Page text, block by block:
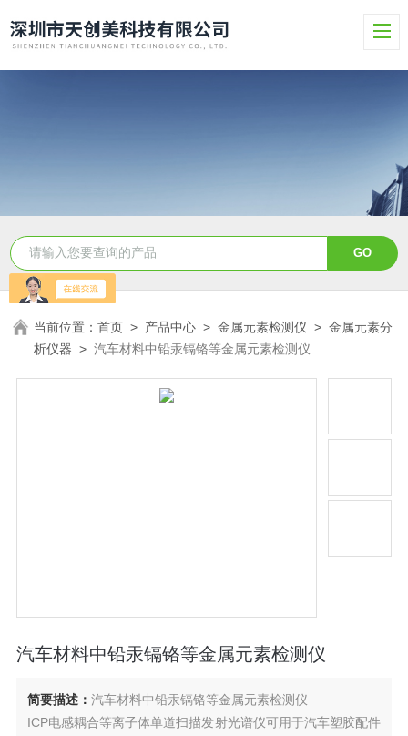
当前位置：首页 > 产品中心 >金属元素检测仪 >金属元素分
析仪器 >汽车材料中铅汞镉铬等金属元素检测仪
汽车材料中铅汞镉铬等金属元素检测仪
简要描述： 汽车材料中铅汞镉铬等金属元素检测仪
ICP电感耦合等离子体单道扫描发射光谱仪可用于汽车塑胶配件